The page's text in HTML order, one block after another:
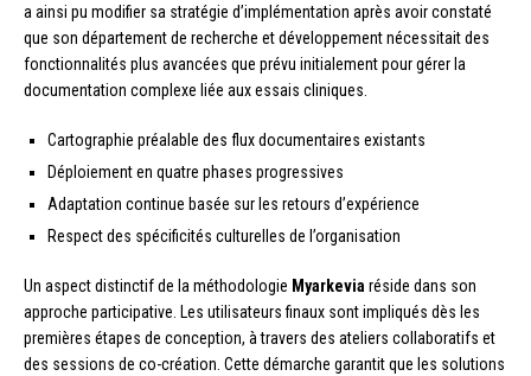
a ainsi pu modifier sa stratégie d’implémentation après avoir constaté
que son département de recherche et développement nécessitait des
fonctionnalités plus avancées que prévu initialement pour gérer la
documentation complexe liée aux essais cliniques.
Cartographie préalable des flux documentaires existants
Déploiement en quatre phases progressives
Adaptation continue basée sur les retours d’expérience
Respect des spécificités culturelles de l’organisation
Un aspect distinctif de la méthodologie Myarkevia réside dans son
approche participative. Les utilisateurs finaux sont impliqués dès les
premières étapes de conception, à travers des ateliers collaboratifs et
des sessions de co-création. Cette démarche garantit que les solutions